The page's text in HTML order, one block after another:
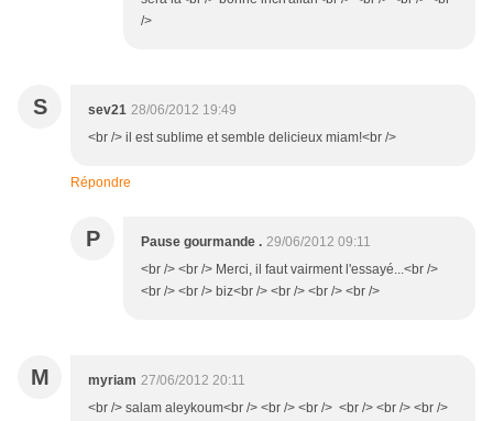
/>
S sev21 28/06/2012 19:49
<br /> il est sublime et semble delicieux miam!<br />
Répondre
P Pause gourmande . 29/06/2012 09:11
<br /> <br /> Merci, il faut vairment l'essayé...<br />
<br /> <br /> biz<br /> <br /> <br /> <br />
M myriam 27/06/2012 20:11
<br /> salam aleykoum<br /> <br /> <br /> <br /> <br /> <br />